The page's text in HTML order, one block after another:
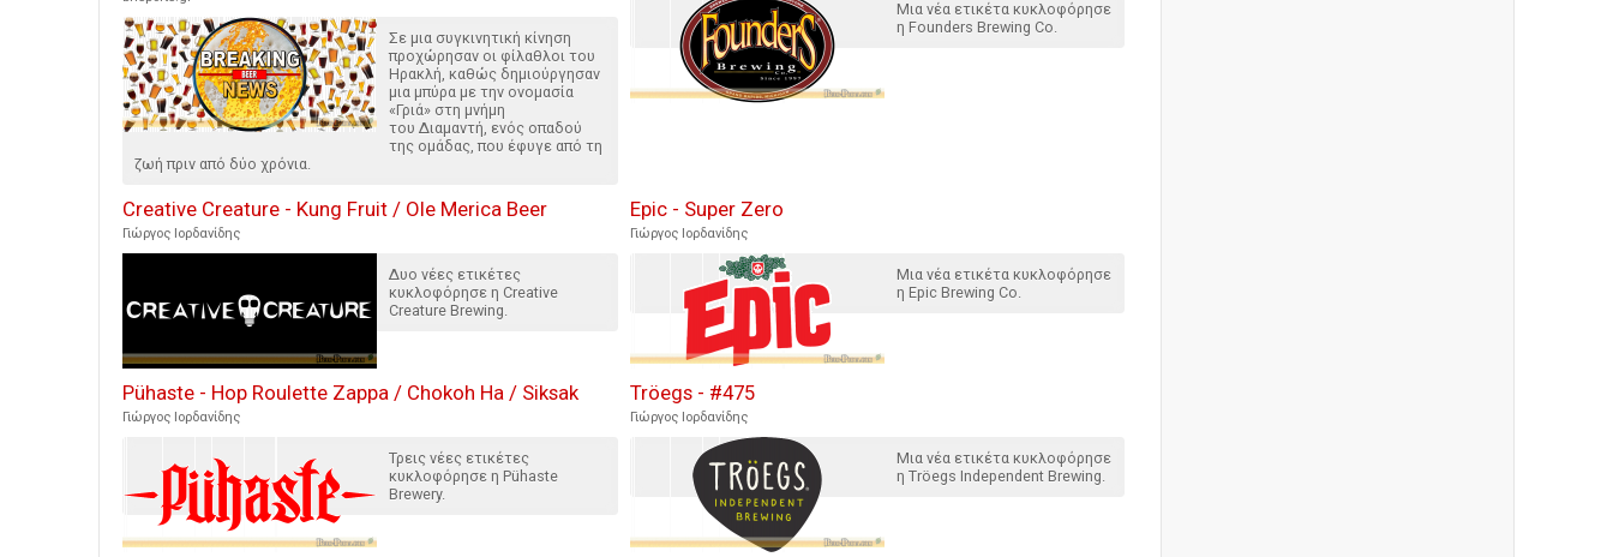
Σε μια συγκινητική κίνηση
προχώρησαν οι φίλαθλοι του
Ηρακλή, καθώς δημιούργησαν
μια μπύρα με την ονομασία
«Γριά» στη μνήμη
του Διαμαντή, ενός οπαδού
της ομάδας, που έφυγε από τη
ζωή πριν από δύο χρόνια.
Μια νέα ετικέτα κυκλοφόρησε
η Founders Brewing Co.
Creative Creature - Kung Fruit / Ole Merica Beer
Γιώργος Ιορδανίδης
Δυο νέες ετικέτες
κυκλοφόρησε η Creative
Creature Brewing.
Epic - Super Zero
Γιώργος Ιορδανίδης
Μια νέα ετικέτα κυκλοφόρησε
η Epic Brewing Co.
Pühaste - Hop Roulette Zappa / Chokoh Ha / Siksak
Γιώργος Ιορδανίδης
Τρεις νέες ετικέτες
κυκλοφόρησε η Pühaste
Brewery.
Tröegs - #475
Γιώργος Ιορδανίδης
Μια νέα ετικέτα κυκλοφόρησε
η Tröegs Independent Brewing.